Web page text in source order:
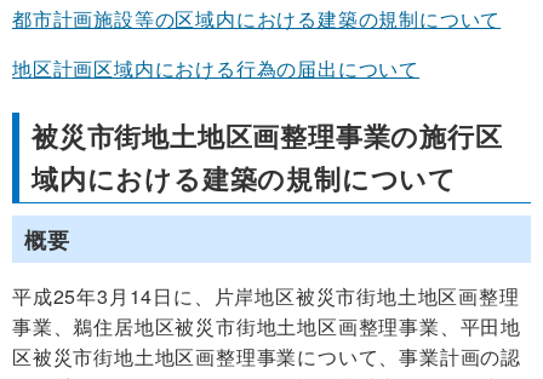
都市計画施設等の区域内における建築の規制について
地区計画区域内における行為の届出について
被災市街地土地区画整理事業の施行区
域内における建築の規制について
概要
平成25年3月14日に、片岸地区被災市街地土地区画整理
事業、鵜住居地区被災市街地土地区画整理事業、平田地
区被災市街地土地区画整理事業について、事業計画の認